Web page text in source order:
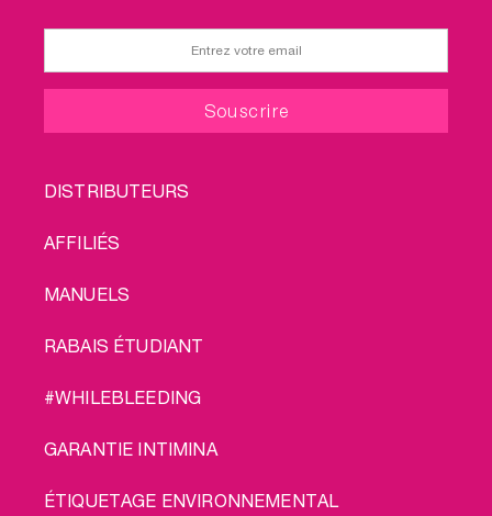
FOOTER
DISTRIBUTEURS
AFFILIÉS
MANUELS
RABAIS ÉTUDIANT
#WHILEBLEEDING
GARANTIE INTIMINA
ÉTIQUETAGE ENVIRONNEMENTAL